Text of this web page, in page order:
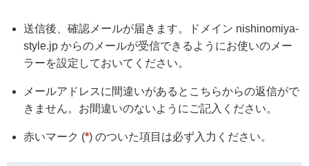
送信後、確認メールが届きます。ドメイン nishinomiya-
style.jp からのメールが受信できるようにお使いのメー
ラーを設定しておいてください。
メールアドレスに間違いがあるとこちらからの返信がで
きません。お間違いのないようにご記入ください。
赤いマーク (*) のついた項目は必ず入力ください。